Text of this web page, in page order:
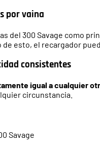
por vaina
del 300 Savage como
esto, el recargador
consistentes
igual a cualquier
circunstancia.
Savage